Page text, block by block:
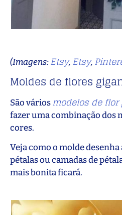
(Imagens:Etsy, Etsy,
Moldes de flores
São váriosmodelos de flor
fazer uma combinação dos
cores.
Veja como o molde
pétalas ou camadas de
mais bonita ficará.